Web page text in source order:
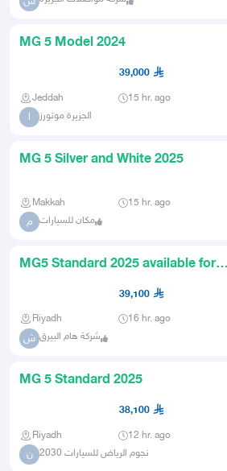
MG 5 Model 2024
39,000
Jeddah 15 hr. ago
ا الجزيرة موتورز
MG 5 Silver and White 2025
Makkah 15 hr. ago
م مكان للسيارات
MG5 Standard 2025 available for
39,100
Riyadh 16 hr. ago
ش شركة هام البيرق
MG 5 Standard 2025
38,100
Riyadh 12 hr. ago
ن نجوم الرياض للسيارات 2030